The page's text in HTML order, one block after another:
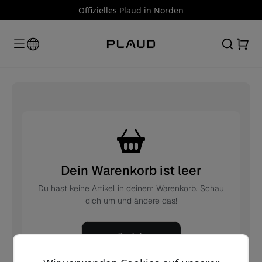
Offizielles Plaud in Norden
Dein Warenkorb ist leer
Du hast keine Artikel in deinem Warenkorb. Schau
dich um und ändere das!
Zurück